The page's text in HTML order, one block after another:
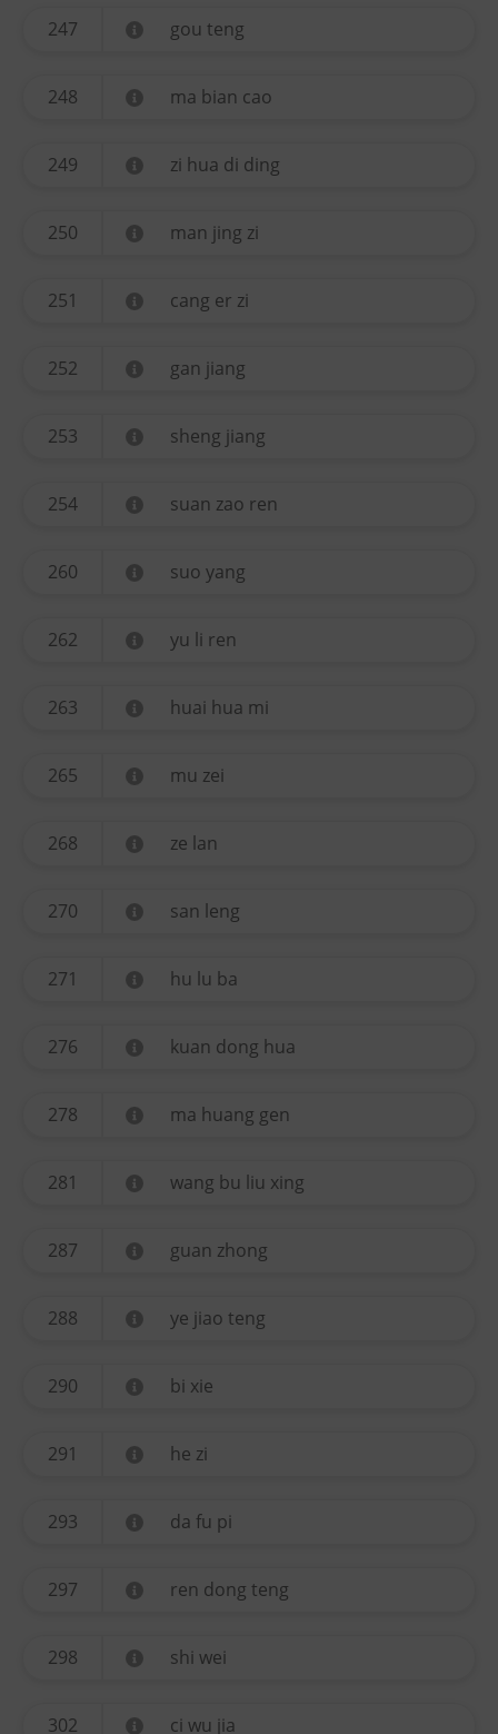
247 gou teng
248 ma bian cao
249 zi hua di ding
250 man jing zi
251 cang er zi
252 gan jiang
253 sheng jiang
254 suan zao ren
260 suo yang
262 yu li ren
263 huai hua mi
265 mu zei
268 ze lan
270 san leng
271 hu lu ba
276 kuan dong hua
278 ma huang gen
281 wang bu liu xing
287 guan zhong
288 ye jiao teng
290 bi xie
291 he zi
293 da fu pi
297 ren dong teng
298 shi wei
302 ci wu jia